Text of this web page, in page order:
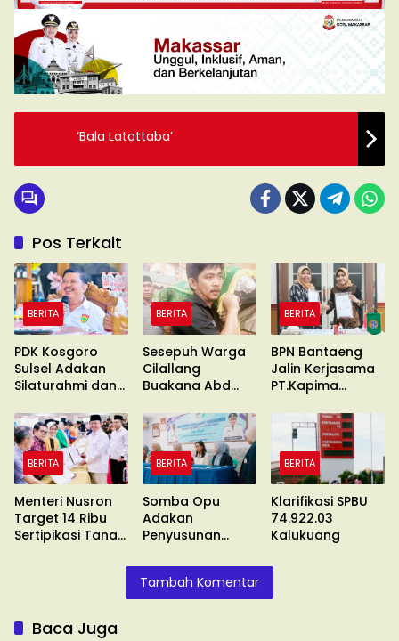
‘Bala Latattaba’
Pos Terkait
BERITA
PDK Kosgoro
Sulsel Adakan
Silaturahmi dan
BERITA
Sesepuh Warga
Cilallang
Buakana Abd
Wafat
BERITA
BPN Bantaeng
Jalin Kerjasama
PT.Kapima
BERITA
Menteri Nusron
Target 14 Ribu
Sertipikasi Tanah
BERITA
Somba Opu
Adakan
Penyusunan
Pelayanan
BERITA
Klarifikasi SPBU
74.922.03
Kalukuang
Tambah Komentar
Baca Juga